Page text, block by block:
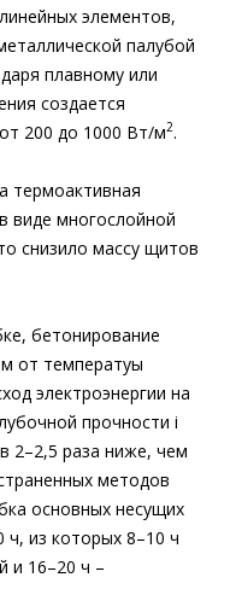
элементов,
палубой
плавному или
создается
200 до 1000 Вт/м2.
термоактивная
виде многослойной
снизило массу щитов
бетонирование
от температуы
электроэнергии на
прочности і
2–2,5 раза ниже, чем
методов
основных несущих
ч, из которых 8–10 ч
и 16–20 ч –